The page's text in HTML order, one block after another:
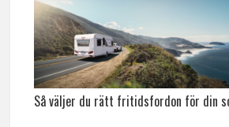
Så väljer du rätt fritidsfordon för din